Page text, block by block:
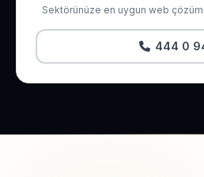
Sektörünüze en uygun web
444 0